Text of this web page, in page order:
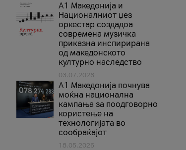
А1 Македонија и
Националниот џез
оркестар создадоа
современа музичка
приказна инспирирана
од македонското
културно наследство
03.07.2026
A1 Македонија почнува
моќна национална
кампања за поодговорно
користење на
технологијата во
сообраќајот
18.05.2026